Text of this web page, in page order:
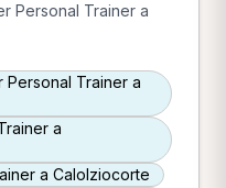
Personal Trainer a
Trainer a
a
a Calolziocorte